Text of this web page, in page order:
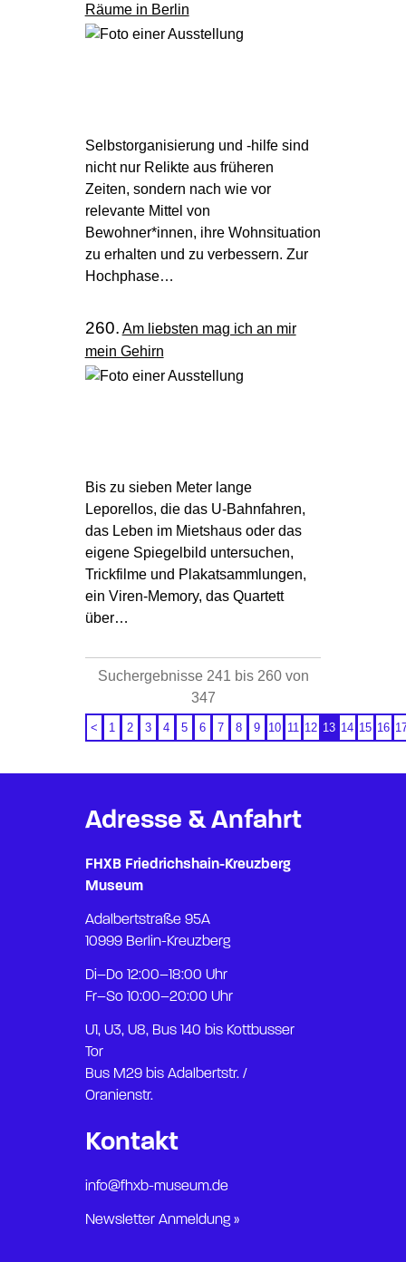
Räume in Berlin
Selbstorganisierung und -hilfe sind
nicht nur Relikte aus früheren
Zeiten, sondern nach wie vor
relevante Mittel von
Bewohner*innen, ihre Wohnsituation
zu erhalten und zu verbessern. Zur
Hochphase…
260. Am liebsten mag ich an mir
mein Gehirn
Bis zu sieben Meter lange
Leporellos, die das U-Bahnfahren,
das Leben im Mietshaus oder das
eigene Spiegelbild untersuchen,
Trickfilme und Plakatsammlungen,
ein Viren-Memory, das Quartett
über…
Suchergebnisse 241 bis 260 von
347
< 1 2 3 4 5 6 7 8 9 10 11 12 13 14 15 16
Adresse & Anfahrt
FHXB Friedrichshain-Kreuzberg
Museum
Adalbertstraße 95A
10999 Berlin-Kreuzberg
Di–Do 12:00–18:00 Uhr
Fr–So 10:00–20:00 Uhr
U1, U3, U8, Bus 140 bis Kottbusser
Tor
Bus M29 bis Adalbertstr. /
Oranienstr.
Kontakt
info@fhxb-museum.de
Newsletter Anmeldung »